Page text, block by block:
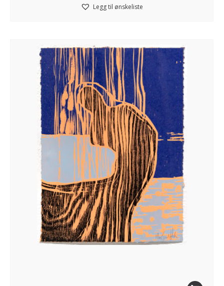
Legg til ønskeliste